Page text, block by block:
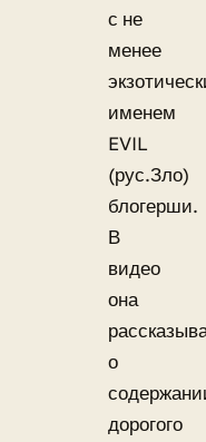
с не
менее
именем
EVIL
(рус.Зло)
блогерши.
В
видео
она
о
дорогого